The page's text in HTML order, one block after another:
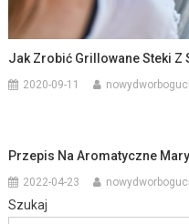
Jak Zrobić Grillowane Steki Z
2020-09-11
Przepis Na Aromatyczne
2022-04-23
Szukaj